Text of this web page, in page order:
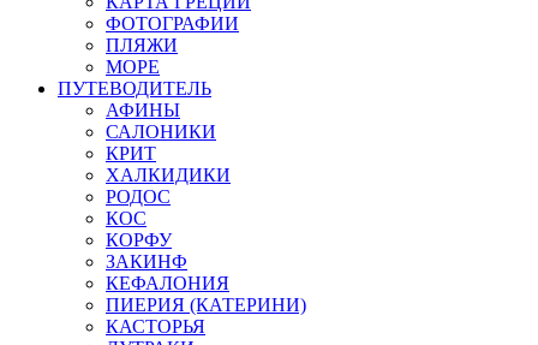
ФОТОГРАФИИ
ПЛЯЖИ
МОРЕ
ПУТЕВОДИТЕЛЬ
АФИНЫ
САЛОНИКИ
КРИТ
ХАЛКИДИКИ
РОДОС
КОС
КОРФУ
ЗАКИНФ
КЕФАЛОНИЯ
ПИЕРИЯ (КАТЕРИНИ)
КАСТОРЬЯ